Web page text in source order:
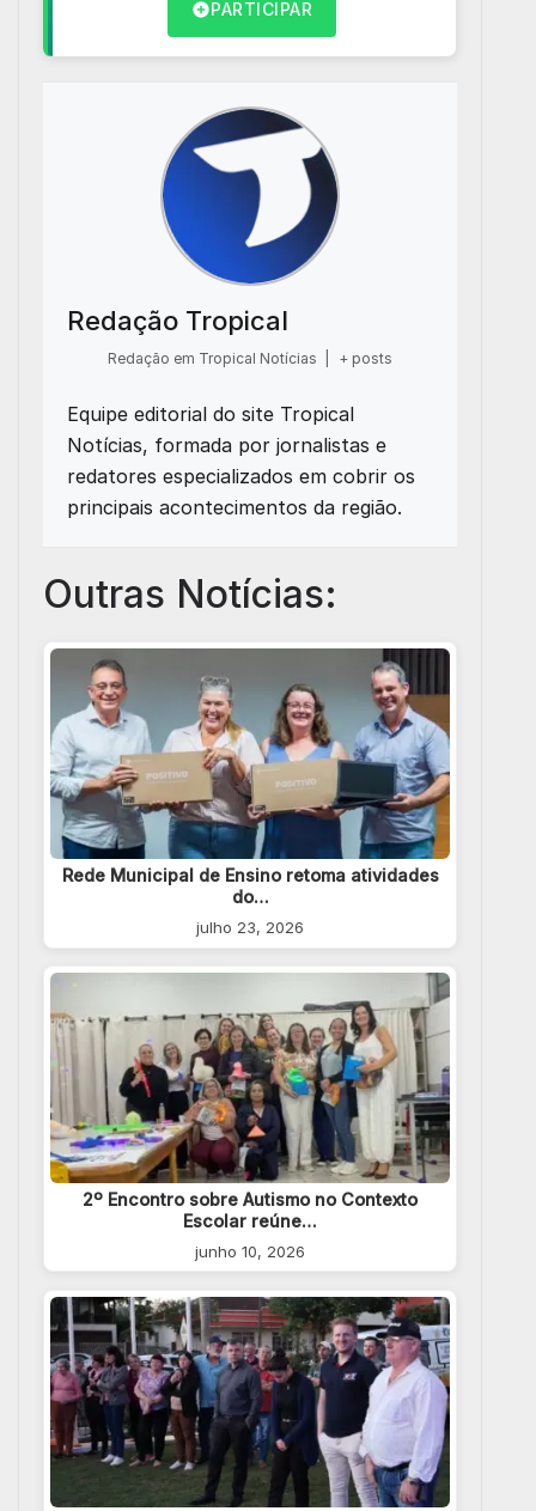
PARTICIPAR
Redação Tropical
Redação em Tropical Notícias + posts
Equipe editorial do site Tropical
Notícias, formada por jornalistas e
redatores especializados em cobrir os
principais acontecimentos da região.
Outras Notícias:
Rede Municipal de Ensino retoma atividades
do…
julho 23, 2026
2º Encontro sobre Autismo no Contexto
Escolar reúne…
junho 10, 2026